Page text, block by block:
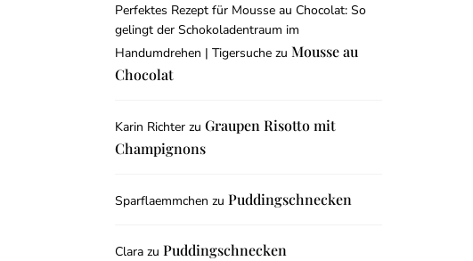
Perfektes Rezept für Mousse au Chocolat: So
gelingt der Schokoladentraum im
Handumdrehen | Tigersuche zu Mousse au
Chocolat
Karin Richter zu Graupen Risotto mit
Champignons
Sparflaemmchen zu Puddingschnecken
Clara zu Puddingschnecken